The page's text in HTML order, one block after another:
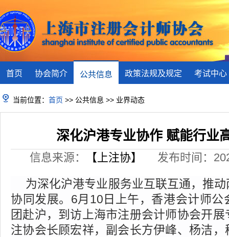
首页 协会简介 公共信息 政策法规及规定 考试中心
当前位置： 首页 >> 公共信息 >> 业界动态
深化沪港专业协作 赋能行业
信息来源： 【上注协】 发布时间：
为深化沪港专业服务业互联互通，推
协同发展。 6月10日上午，香港会计师公
团赴沪，到访上海市注册会计师协会开
注协会长顾宏祥，副会长方伊峰、杨洁